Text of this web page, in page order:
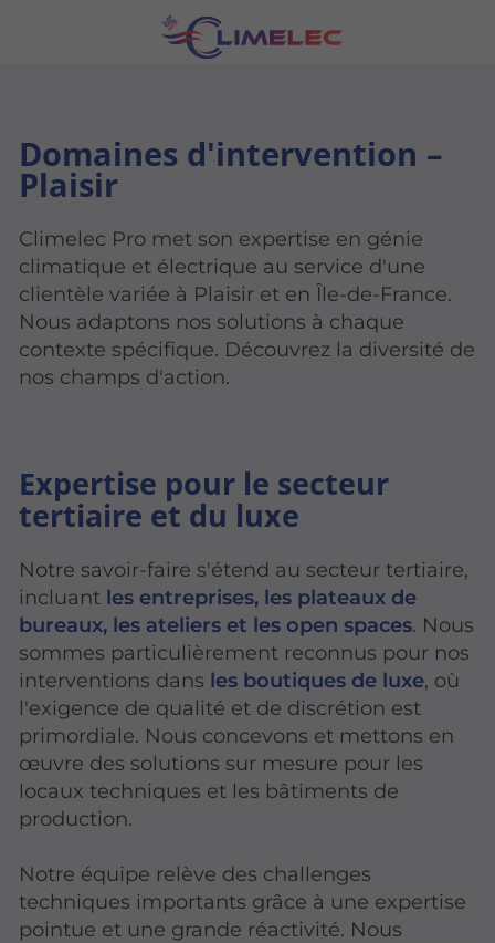
Domaines d'intervention –
Plaisir
Climelec Pro met son expertise en génie
climatique et électrique au service d'une
clientèle variée à Plaisir et en Île-de-France.
Nous adaptons nos solutions à chaque
contexte spécifique. Découvrez la diversité de
nos champs d'action.
Expertise pour le secteur
tertiaire et du luxe
Notre savoir-faire s'étend au secteur tertiaire,
incluant les entreprises, les plateaux de
bureaux, les ateliers et les open spaces. Nous
sommes particulièrement reconnus pour nos
interventions dans les boutiques de luxe, où
l'exigence de qualité et de discrétion est
primordiale. Nous concevons et mettons en
œuvre des solutions sur mesure pour les
locaux techniques et les bâtiments de
production.
Notre équipe relève des challenges
techniques importants grâce à une expertise
pointue et une grande réactivité. Nous